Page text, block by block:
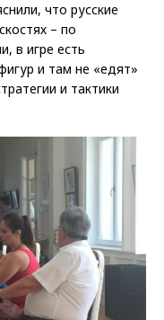
что русские
– по
в игре есть
и там не «едят»
и тактики